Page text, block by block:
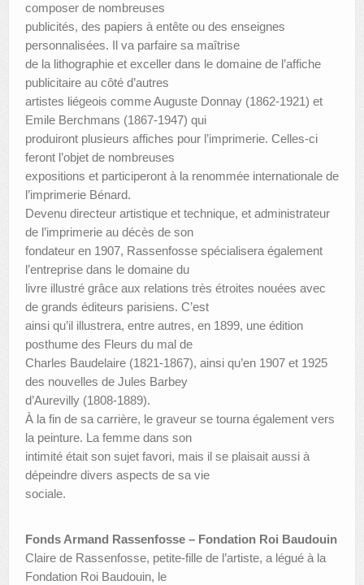
composer de nombreuses
publicités, des papiers à entête ou des enseignes
personnalisées. Il va parfaire sa maîtrise
de la lithographie et exceller dans le domaine de l’affiche
publicitaire au côté d’autres
artistes liégeois comme Auguste Donnay (1862-1921) et
Emile Berchmans (1867-1947) qui
produiront plusieurs affiches pour l’imprimerie. Celles-ci
feront l’objet de nombreuses
expositions et participeront à la renommée internationale de
l’imprimerie Bénard.
Devenu directeur artistique et technique, et administrateur
de l’imprimerie au décès de son
fondateur en 1907, Rassenfosse spécialisera également
l’entreprise dans le domaine du
livre illustré grâce aux relations très étroites nouées avec
de grands éditeurs parisiens. C’est
ainsi qu’il illustrera, entre autres, en 1899, une édition
posthume des Fleurs du mal de
Charles Baudelaire (1821-1867), ainsi qu’en 1907 et 1925
des nouvelles de Jules Barbey
d’Aurevilly (1808-1889).
À la fin de sa carrière, le graveur se tourna également vers
la peinture. La femme dans son
intimité était son sujet favori, mais il se plaisait aussi à
dépeindre divers aspects de sa vie
sociale.
Fonds Armand Rassenfosse – Fondation Roi Baudouin
Claire de Rassenfosse, petite-fille de l’artiste, a légué à la
Fondation Roi Baudouin, le